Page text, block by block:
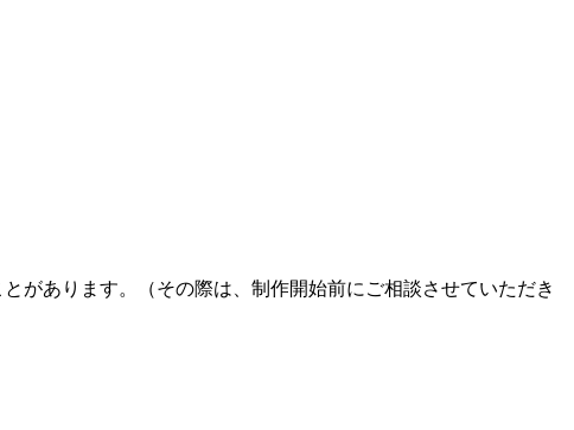
があります。（その際は、制作開始前にご相談させていただき